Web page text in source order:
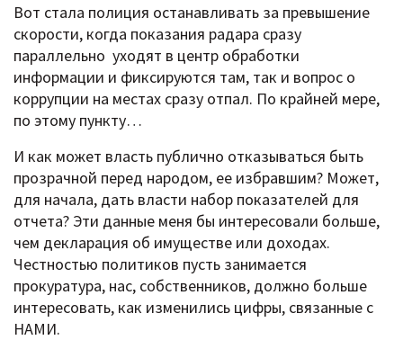
Вот стала полиция останавливать за превышение
скорости, когда показания радара сразу
параллельно уходят в центр обработки
информации и фиксируются там, так и вопрос о
коррупции на местах сразу отпал. По крайней мере,
по этому пункту…
И как может власть публично отказываться быть
прозрачной перед народом, ее избравшим? Может,
для начала, дать власти набор показателей для
отчета? Эти данные меня бы интересовали больше,
чем декларация об имуществе или доходах.
Честностью политиков пусть занимается
прокуратура, нас, собственников, должно больше
интересовать, как изменились цифры, связанные с
НАМИ.